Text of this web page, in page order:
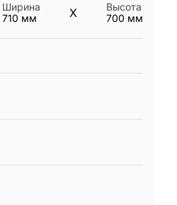
Ширина
710 мм X
Высота
700 мм